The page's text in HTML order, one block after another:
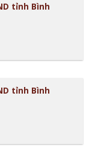
tỉnh Bình
tỉnh Bình